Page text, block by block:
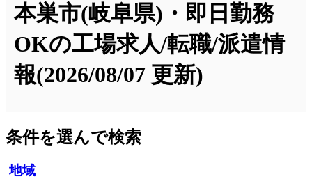
本巣市(岐阜県)・即日勤務
OKの工場求人/転職/派遣情
報(2026/08/07 更新)
条件を選んで検索
地域